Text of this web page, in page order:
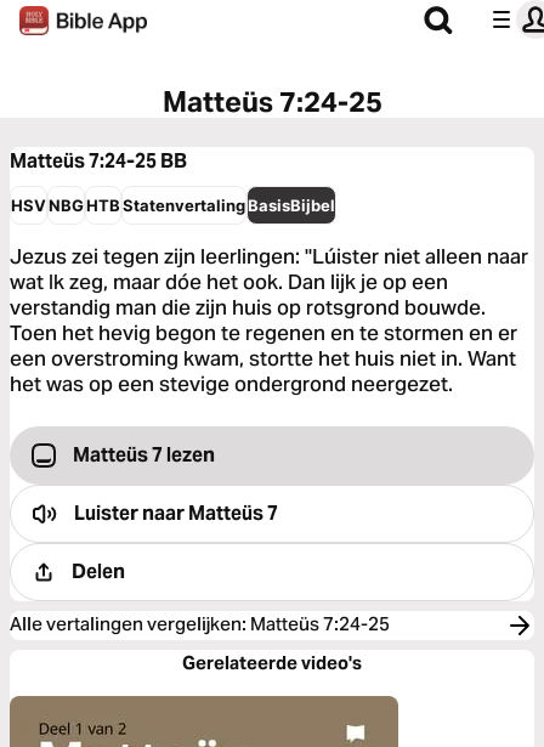
Matteüs 7:24-25
Matteüs 7:24-25BB
HSVNBGHTBStatenvertalingBasisBijbel
Jezus zei tegen zijn leerlingen: "Lúister niet alleen naar
wat Ik zeg, maar dóe het ook. Dan lijk je op een
verstandig man die zijn huis op rotsgrond bouwde.
Toen het hevig begon te regenen en te stormen en er
een overstroming kwam, stortte het huis niet in. Want
het was op een stevige ondergrond neergezet.
Matteüs 7 lezen
Luister naarMatteüs 7
Delen
Alle vertalingen vergelijken: Matteüs 7:24-25
Gerelateerde video's